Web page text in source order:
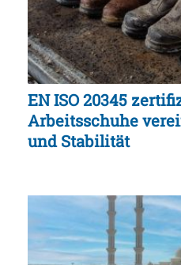
EN ISO 20345
Arbeitsschuhe
und Stabilität